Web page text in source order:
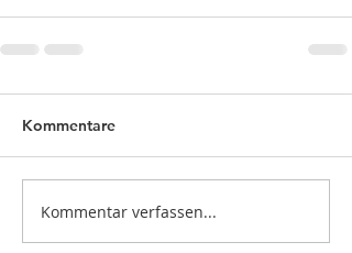
Kommentare
Kommentar verfassen...